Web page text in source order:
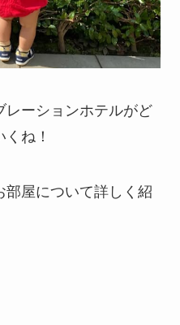
レーションホテルがど
ね！
屋について詳しく紹